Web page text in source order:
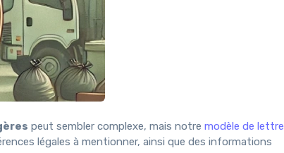
peut sembler complexe, mais notre modèle de lettre
légales à mentionner, ainsi que des informations